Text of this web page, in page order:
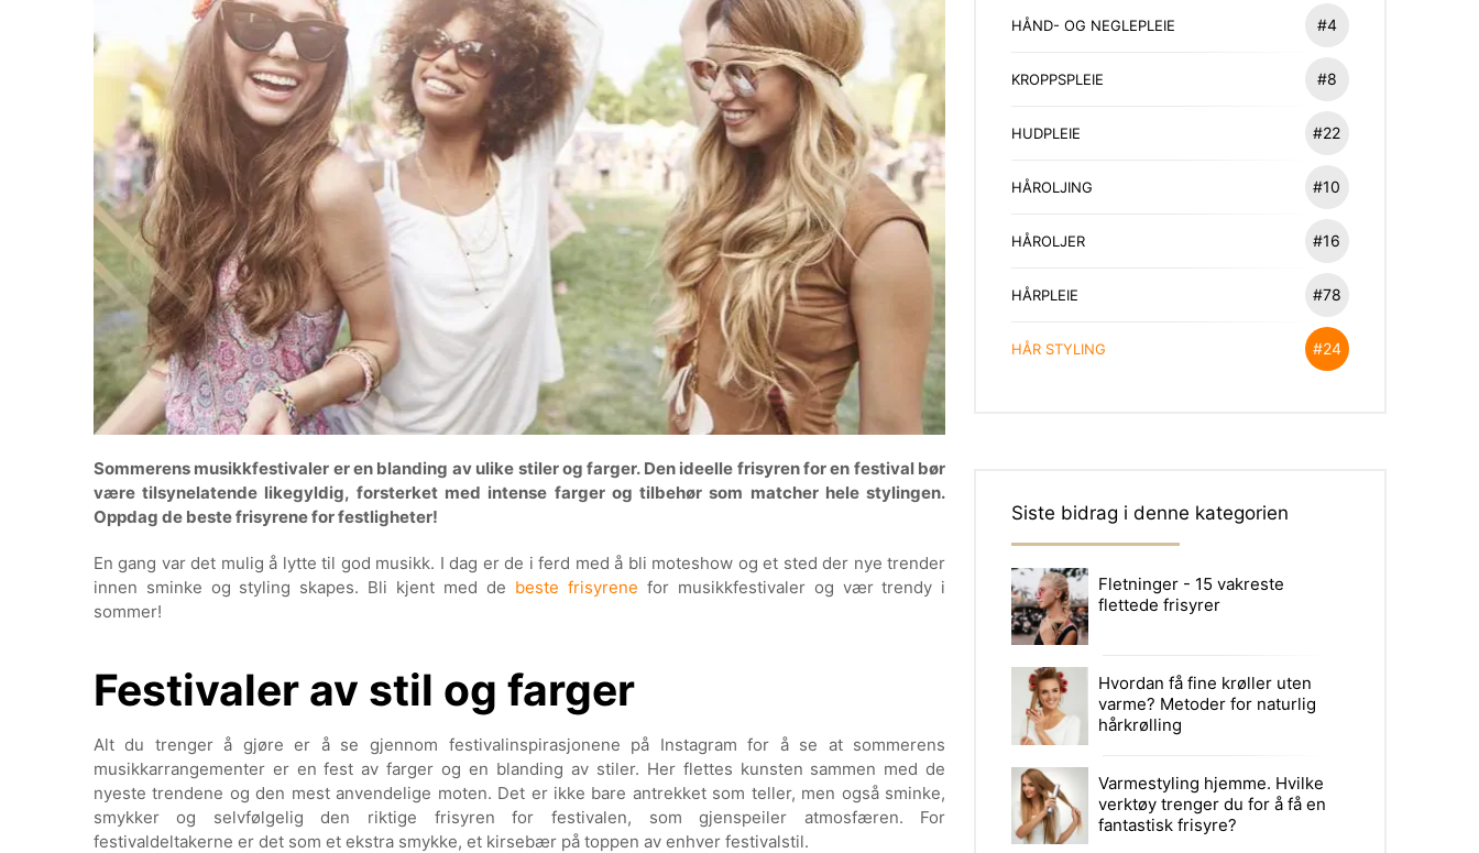
Sommerens musikkfestivaler er en blanding av ulike stiler og farger. Den ideelle frisyren for en festival bør
være tilsynelatende likegyldig, forsterket med intense farger og tilbehør som matcher hele stylingen.
Oppdag de beste frisyrene for festligheter!
En gang var det mulig å lytte til god musikk. I dag er de i ferd med å bli moteshow og et sted der nye trender
innen sminke og styling skapes. Bli kjent med de beste frisyrene for musikkfestivaler og vær trendy i
sommer!
Festivaler av stil og farger
Alt du trenger å gjøre er å se gjennom festivalinspirasjonene på Instagram for å se at sommerens
musikkarrangementer er en fest av farger og en blanding av stiler. Her flettes kunsten sammen med de
nyeste trendene og den mest anvendelige moten. Det er ikke bare antrekket som teller, men også sminke,
smykker og selvfølgelig den riktige frisyren for festivalen, som gjenspeiler atmosfæren. For
festivaldeltakerne er det som et ekstra smykke, et kirsebær på toppen av enhver festivalstil.
HÅND- OG NEGLEPLEIE #4
KROPPSPLEIE #8
HUDPLEIE #22
HÅROLJING #10
HÅROLJER #16
HÅRPLEIE #78
HÅR STYLING #24
Siste bidrag i denne kategorien
Fletninger - 15 vakreste
flettede frisyrer
Hvordan få fine krøller uten
varme? Metoder for naturlig
hårkrølling
Varmestyling hjemme. Hvilke
verktøy trenger du for å få en
fantastisk frisyre?